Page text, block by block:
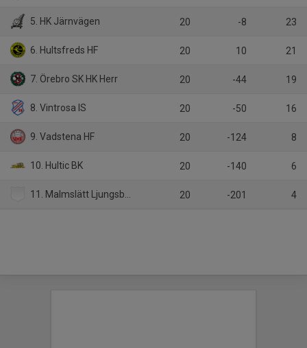
5. HK Järnvägen 20 -8 23
6. Hultsfreds HF 20 10 21
7. Örebro SK HK Herr 20 -44 19
8. Vintrosa IS 20 -50 16
9. Vadstena HF 20 -124 8
10. Hultic BK 20 -140 6
11. Malmslätt Ljungsbro HF 20 -201 4